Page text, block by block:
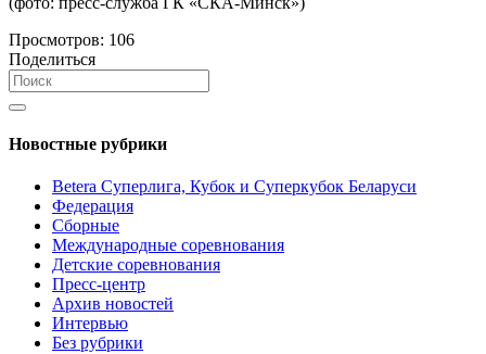
Просмотров: 106
Поделиться
Новостные рубрики
Betera Суперлига, Кубок и Суперкубок Беларуси
Федерация
Сборные
Международные соревнования
Детские соревнования
Пресс-центр
Архив новостей
Интервью
Без рубрики